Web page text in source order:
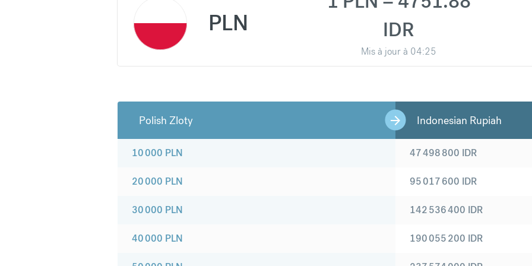
PLN
IDR
Mis à jour à 04:25
Polish Zloty Indonesian Rupiah
10 000 PLN
20 000 PLN
30 000 PLN
40 000 PLN
47 498 800 IDR
95 017 600 IDR
142 536 400 IDR
190 055 200 IDR